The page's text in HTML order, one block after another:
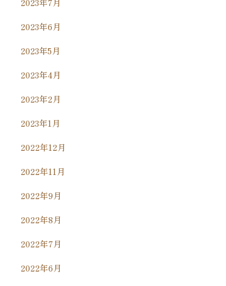
2023年7月
2023年6月
2023年5月
2023年4月
2023年2月
2023年1月
2022年12月
2022年11月
2022年9月
2022年8月
2022年7月
2022年6月